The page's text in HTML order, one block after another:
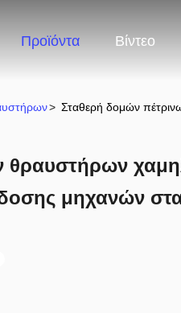
Προϊόντα Βίντεο
> Σταθερή δομών
θραυστήρων
μηχανών